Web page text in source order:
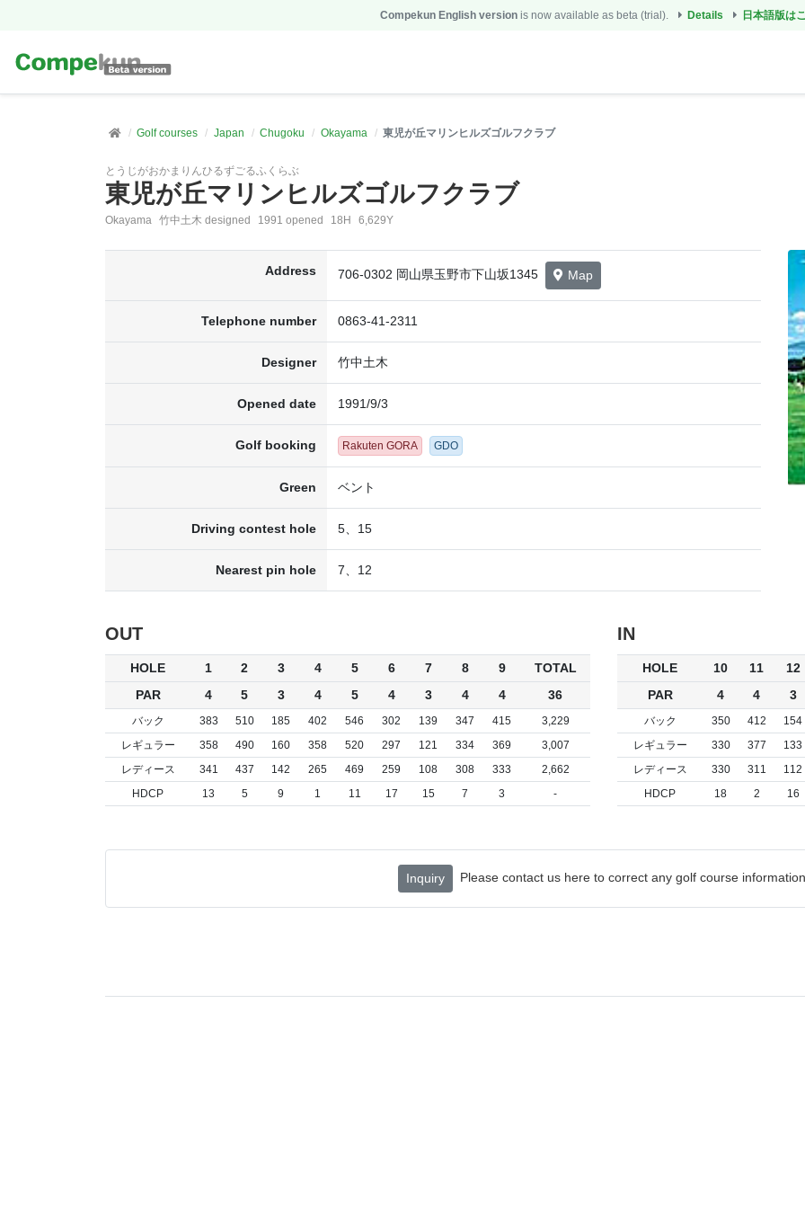
Compekun English versionis now available as beta (trial). Details 日本語版は
Golf courses Japan Chugoku Okayama 東児が丘マリンヒルズゴルフクラブ
とうじがおかまりんひるずごるふくらぶ
東児が丘マリンヒルズゴルフクラブ
Okayama 竹中土木 designed 1991 opened 18H 6,629Y
Address 706-0302 岡山県玉野市下山坂1345 Map
Telephone number 0863-41-2311
Designer 竹中土木
Opened date 1991/9/3
Golf booking Rakuten GORA GDO
Green ベント
Driving contest hole 5、15
Nearest pin hole 7、12
OUT
HOLE 1 2 3 4 5 6 7 8 9
TOTAL
PAR
4 5 3 4 5 4 3 4 4 36
バック 383 510 185 402 546 302 139 347 415
3,229
レギュラー
358 490 160 358 520 297 121 334 369
3,007
レディース
341 437 142 265 469 259 108 308 333
2,662
HDCP
13 5 9 1 11 17 15 7 3 -
IN
HOLE 10 11
12
PAR
4 4 3
バック 350 412
154
レギュラー
330 377
133
レディース
330 311
112
HDCP
18 2 16
Inquiry Please contact us here to correct any golf course